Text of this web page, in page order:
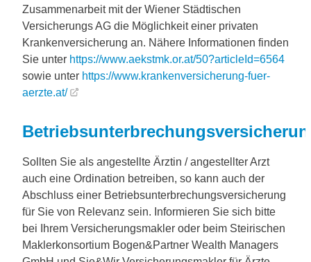
Zusammenarbeit mit der Wiener Städtischen
Versicherungs AG die Möglichkeit einer privaten
Krankenversicherung an. Nähere Informationen finden
Sie unter https://www.aekstmk.or.at/50?articleId=6564
sowie unter https://www.krankenversicherung-fuer-
aerzte.at/
Sollten Sie als angestellte Ärztin / angestellter Arzt
auch eine Ordination betreiben, so kann auch der
Abschluss einer Betriebsunterbrechungsversicherung
für Sie von Relevanz sein. Informieren Sie sich bitte
bei Ihrem Versicherungsmakler oder beim Steirischen
Maklerkonsortium Bogen&Partner Wealth Managers